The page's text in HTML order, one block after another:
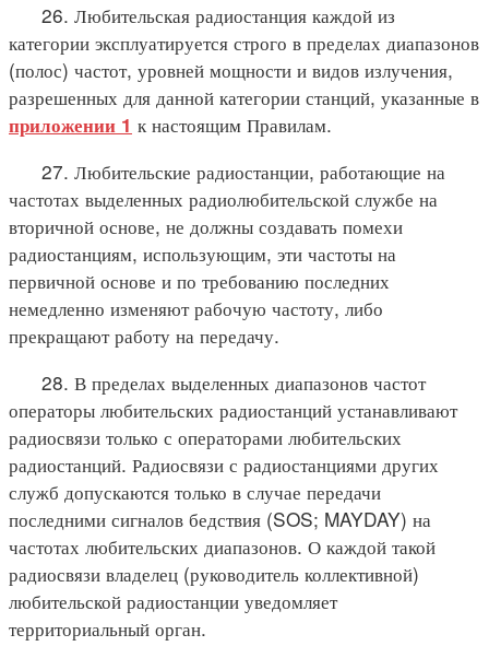
26. Любительская радиостанция каждой из
категории эксплуатируется строго в пределах диапазонов
(полос) частот, уровней мощности и видов излучения,
разрешенных для данной категории станций, указанные в
приложении 1 к настоящим Правилам.
27. Любительские радиостанции, работающие на
частотах выделенных радиолюбительской службе на
вторичной основе, не должны создавать помехи
радиостанциям, использующим, эти частоты на
первичной основе и по требованию последних
немедленно изменяют рабочую частоту, либо
прекращают работу на передачу.
28. В пределах выделенных диапазонов частот
операторы любительских радиостанций устанавливают
радиосвязи только с операторами любительских
радиостанций. Радиосвязи с радиостанциями других
служб допускаются только в случае передачи
последними сигналов бедствия (SOS; MAYDAY) на
частотах любительских диапазонов. О каждой такой
радиосвязи владелец (руководитель коллективной)
любительской радиостанции уведомляет
территориальный орган.